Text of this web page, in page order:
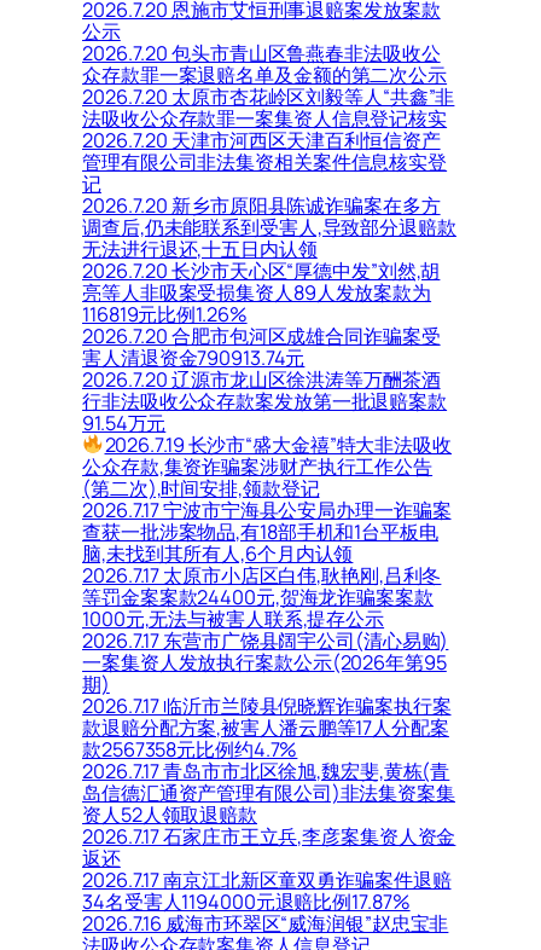
2026.7.20 恩施市艾恒刑事退赔案发放案款
公示
2026.7.20 包头市青山区鲁燕春非法吸收公
众存款罪一案退赔名单及金额的第二次公示
2026.7.20 太原市杏花岭区刘毅等人“共鑫”非
法吸收公众存款罪一案集资人信息登记核实
2026.7.20 天津市河西区天津百利恒信资产
管理有限公司非法集资相关案件信息核实登
记
2026.7.20 新乡市原阳县陈诚诈骗案在多方
调查后,仍未能联系到受害人,导致部分退赔款
无法进行退还,十五日内认领
2026.7.20 长沙市天心区“厚德中发”刘然,胡
亮等人非吸案受损集资人89人发放案款为
116819元比例1.26%
2026.7.20 合肥市包河区成雄合同诈骗案受
害人清退资金790913.74元
2026.7.20 辽源市龙山区徐洪涛等万酬茶酒
行非法吸收公众存款案发放第一批退赔案款
91.54万元
2026.7.19 长沙市“盛大金禧”特大非法吸收
公众存款,集资诈骗案涉财产执行工作公告
(第二次),时间安排,领款登记
2026.7.17 宁波市宁海县公安局办理一诈骗案
查获一批涉案物品,有18部手机和1台平板电
脑,未找到其所有人,6个月内认领
2026.7.17 太原市小店区白伟,耿艳刚,吕利冬
等罚金案案款24400元,贺海龙诈骗案案款
1000元,无法与被害人联系,提存公示
2026.7.17 东营市广饶县阔宇公司(清心易购)
一案集资人发放执行案款公示(2026年第95
期)
2026.7.17 临沂市兰陵县倪晓辉诈骗案执行案
款退赔分配方案,被害人潘云鹏等17人分配案
款2567358元比例约4.7%
2026.7.17 青岛市市北区徐旭,魏宏斐,黄栋(青
岛信德汇通资产管理有限公司)非法集资案集
资人52人领取退赔款
2026.7.17 石家庄市王立兵,李彦案集资人资金
返还
2026.7.17 南京江北新区童双勇诈骗案件退赔
34名受害人1194000元退赔比例17.87%
2026.7.16 威海市环翠区“威海润银”赵忠宝非